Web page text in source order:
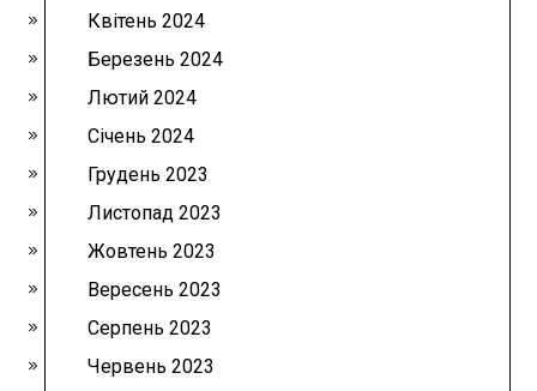
Квітень 2024
Березень 2024
Лютий 2024
Січень 2024
Грудень 2023
Листопад 2023
Жовтень 2023
Вересень 2023
Серпень 2023
Червень 2023